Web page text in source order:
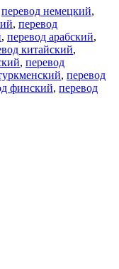
перевод немецкий,
, перевод
, перевод арабский,
китайский,
, перевод
, перевод
финский, перевод